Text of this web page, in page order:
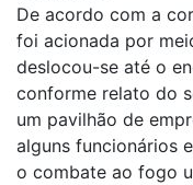
De acordo com a
foi acionada por
deslocou-se até o
conforme relato do
um pavilhão de
alguns funcionários
o combate ao fogo